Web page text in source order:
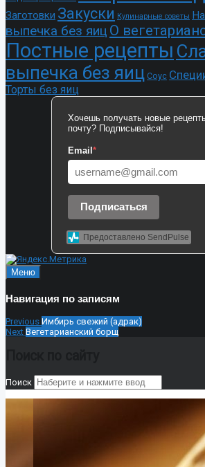
Заготовки Закуски Кулинарные советы
выпечка без яиц О
Постные рецепты
выпечка без яиц Соус
Торты без яиц
Хочешь получать новые
почту? Подписывайся!
Email *
Подписаться
Предоставлено SendPulse
Меню
Навигация по записям
Previous Имбирь свежий (адрак)
Next Вегетарианский борщ
Поиск